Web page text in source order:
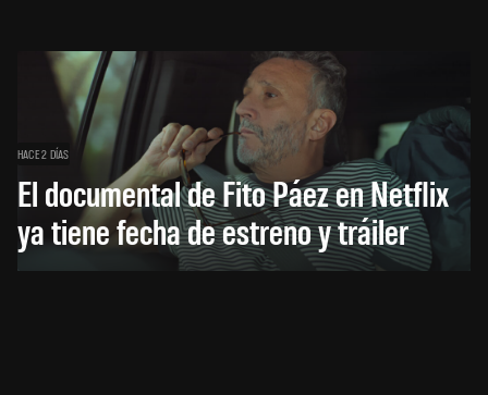
HACE 2 DÍAS
El documental de Fito Páez en Netflix
ya tiene fecha de estreno y tráiler